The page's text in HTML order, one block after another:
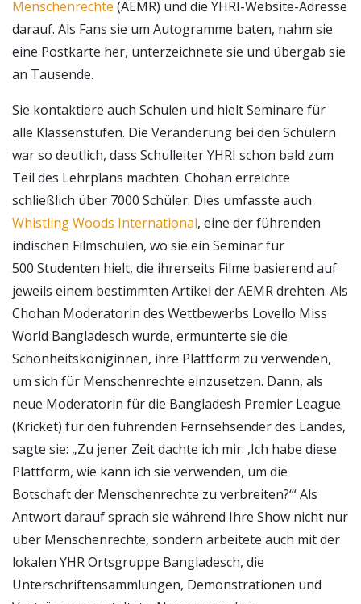
Menschenrechte (AEMR) und die YHRI-Website-Adresse
darauf. Als Fans sie um Autogramme baten, nahm sie
eine Postkarte her, unterzeichnete sie und übergab sie
an Tausende.
Sie kontaktiere auch Schulen und hielt Seminare für
alle Klassenstufen. Die Veränderung bei den Schülern
war so deutlich, dass Schulleiter YHRI schon bald zum
Teil des Lehrplans machten. Chohan erreichte
schließlich über 7000 Schüler. Dies umfasste auch
Whistling Woods International, eine der führenden
indischen Filmschulen, wo sie ein Seminar für
500 Studenten hielt, die ihrerseits Filme basierend auf
jeweils einem bestimmten Artikel der AEMR drehten. Als
Chohan Moderatorin des Wettbewerbs Lovello Miss
World Bangladesch wurde, ermunterte sie die
Schönheitsköniginnen, ihre Plattform zu verwenden,
um sich für Menschenrechte einzusetzen. Dann, als
neue Moderatorin für die Bangladesh Premier League
(Kricket) für den führenden Fernsehsender des Landes,
sagte sie: „Zu jener Zeit dachte ich mir: ‚Ich habe diese
Plattform, wie kann ich sie verwenden, um die
Botschaft der Menschenrechte zu verbreiten?‘“ Als
Antwort darauf sprach sie während Ihre Show nicht nur
über Menschenrechte, sondern arbeitete auch mit der
lokalen YHR Ortsgruppe Bangladesch, die
Unterschriftensammlungen, Demonstrationen und